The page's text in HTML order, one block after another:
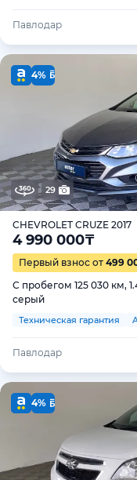
Павлодар
4%
29
CHEVROLET CRUZE 2017
4 990 000₸
Первый взнос от 499
С пробегом 125 030 км,
серый
Техническая гарантия
Павлодар
4%